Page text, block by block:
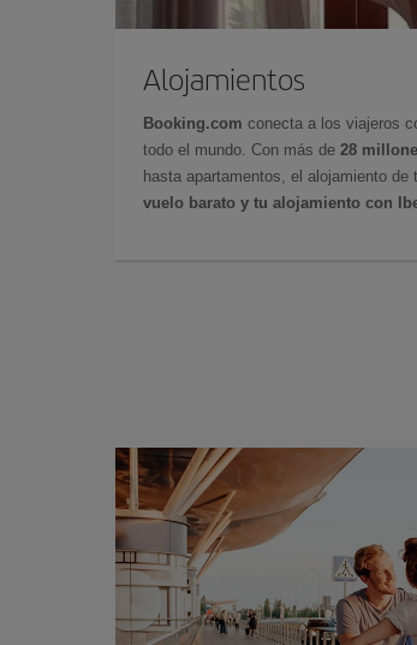
Alojamientos
Booking.com conecta a los viajeros
todo el mundo. Con más de 28
hasta apartamentos, el alojamiento
vuelo barato y tu alojamiento con